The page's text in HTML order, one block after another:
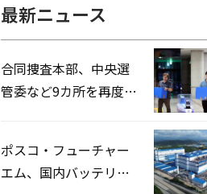
最新ニュース
合同捜査本部、中央選
管委など9カ所を再度家
ポスコ・フューチャー
エム、国内バッテリー